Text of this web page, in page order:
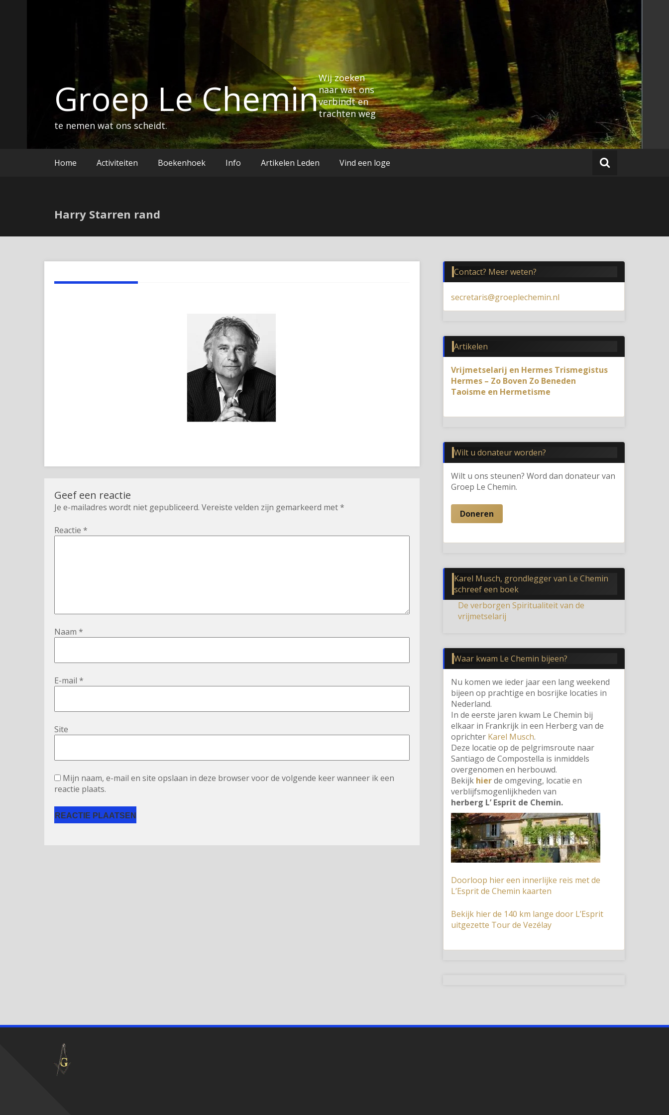
Groep Le CheminWij zoeken
naar wat ons
verbindt en
trachten weg
te nemen wat ons scheidt.
Home Activiteiten Boekenhoek Info Artikelen Leden Vind een loge
Harry Starren rand
Geef een reactie
Je e-mailadres wordt niet gepubliceerd. Vereiste velden zijn gemarkeerd met*
Reactie *
Naam *
E-mail *
Site
Mijn naam, e-mail en site opslaan in deze browser voor de volgende keer wanneer ik een
reactie plaats.
Contact? Meer weten?
secretaris@groeplechemin.nl
Artikelen
Vrijmetselarij en Hermes Trismegistus
Hermes – Zo Boven Zo Beneden
Taoisme en Hermetisme
Wilt u donateur worden?
Wilt u ons steunen? Word dan donateur van
Groep Le Chemin.
Doneren
Karel Musch, grondlegger van Le Chemin
schreef een boek
De verborgen Spiritualiteit van de
vrijmetselarij
Waar kwam Le Chemin bijeen?
Nu komen we ieder jaar een lang weekend
bijeen op prachtige en bosrijke locaties in
Nederland.
In de eerste jaren kwam Le Chemin bij
elkaar in Frankrijk in een Herberg van de
oprichter Karel Musch.
Deze locatie op de pelgrimsroute naar
Santiago de Compostella is inmiddels
overgenomen en herbouwd.
Bekijk hierde omgeving, locatie en
verblijfsmogenlijkheden van
herberg L’ Esprit de Chemin.
Doorloop hier een innerlijke reis met de
L’Esprit de Chemin kaarten
Bekijk hier de 140 km lange door L’Esprit
uitgezette Tour de Vezélay